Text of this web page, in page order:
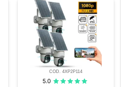
COD. 4XP2P114
5.0